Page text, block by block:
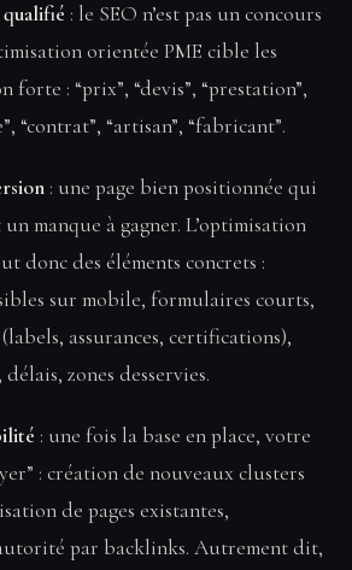
: le SEO n’est pas un concours
orientée PME cible les
forte : “prix”, “devis”, “prestation”,
“contrat”, “artisan”, “fabricant”.
: une page bien positionnée qui
manque à gagner. L’optimisation
donc des éléments concrets :
sur mobile, formulaires courts,
assurances, certifications),
zones desservies.
: une fois la base en place, votre
: création de nouveaux clusters
de pages existantes,
par backlinks. Autrement dit,